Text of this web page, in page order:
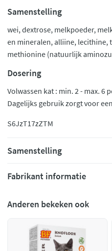
Samenstelling
wei, dextrose, melkpoeder,
en mineralen, alliine, lecithine,
methionine (natuurlijk
Dosering
Volwassen kat : min. 2 - max. 6
Dagelijks gebruik zorgt voor
S6JzT17zZTM
Samenstelling
Fabrikant informatie
Anderen bekeken ook